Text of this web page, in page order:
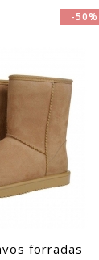
-50%
forradas